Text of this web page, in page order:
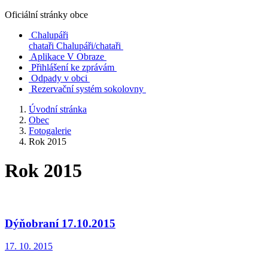
Oficiální stránky obce
Chalupáři
chataři Chalupáři/chataři
Aplikace V Obraze
Přihlášení ke zprávám
Odpady v obci
Rezervační systém sokolovny
Úvodní stránka
Obec
Fotogalerie
Rok 2015
Rok 2015
Dýňobraní 17.10.2015
17. 10. 2015